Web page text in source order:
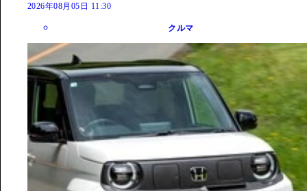
2026年08月05日 11:30
クルマ